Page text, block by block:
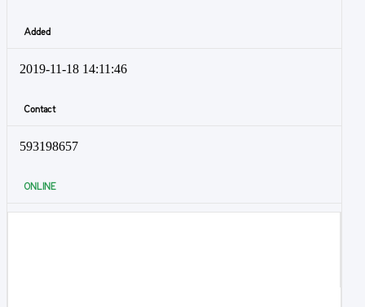
Added
2019-11-18 14:11:46
Contact
593198657
ONLINE